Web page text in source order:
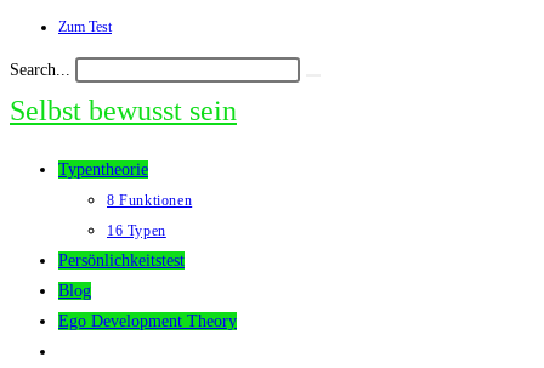
to
Zum Test
Search...
Selbst bewusst sein
Typentheorie
8 Funktionen
16 Typen
Persönlichkeitstest
Blog
Ego Development Theory